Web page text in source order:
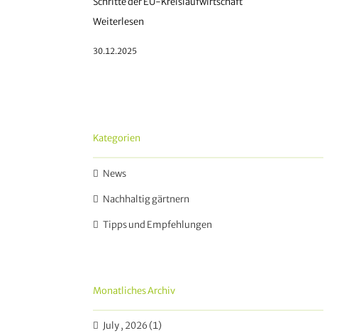
Weiterlesen
30.12.2025
Kategorien
News
Nachhaltig gärtnern
Tipps und Empfehlungen
Monatliches Archiv
July , 2026 (1)